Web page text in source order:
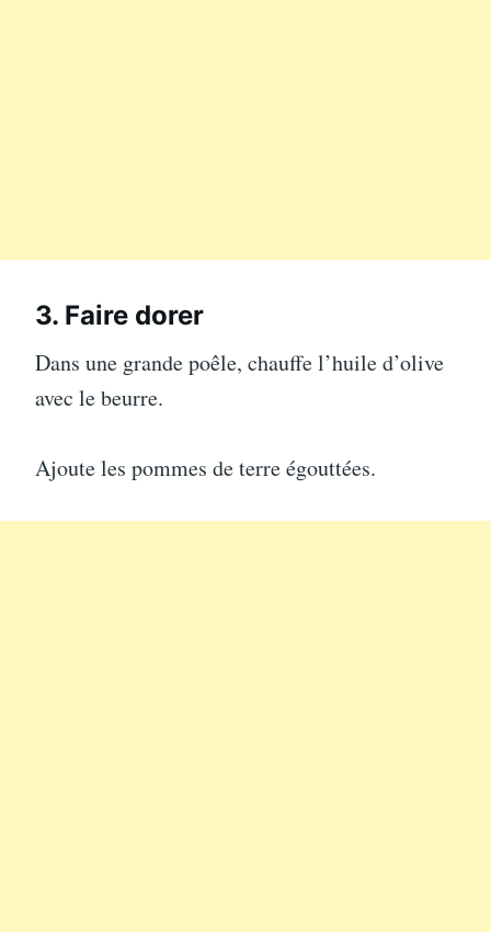
3. Faire dorer
Dans une grande poêle, chauffe l’huile d’olive
avec le beurre.
Ajoute les pommes de terre égouttées.